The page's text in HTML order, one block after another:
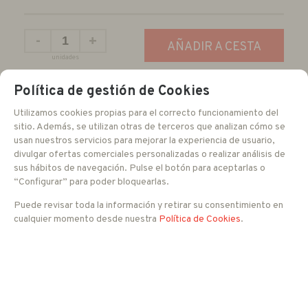
-
unidades
+ AÑADIR A CESTA
DESCRIPCIÓN LARGA
Speed Dome IP profesional
IR con alcance 150 metros
Compresión de vídeo H.265, H.264, MJPEG
WDR hasta 100 dB
Detección de movimiento
Política de gestión de Cookies
Utilizamos cookies propias para el correcto funcionamiento del
sitio. Además, se utilizan otras de terceros que analizan cómo se
usan nuestros servicios para mejorar la experiencia de usuario,
divulgar ofertas comerciales personalizadas o realizar análisis de
sus hábitos de navegación. Pulse el botón para aceptarlas o
“Configurar” para poder bloquearlas.
Puede revisar toda la información y retirar su consentimiento en
cualquier momento desde nuestra Política de Cookies.